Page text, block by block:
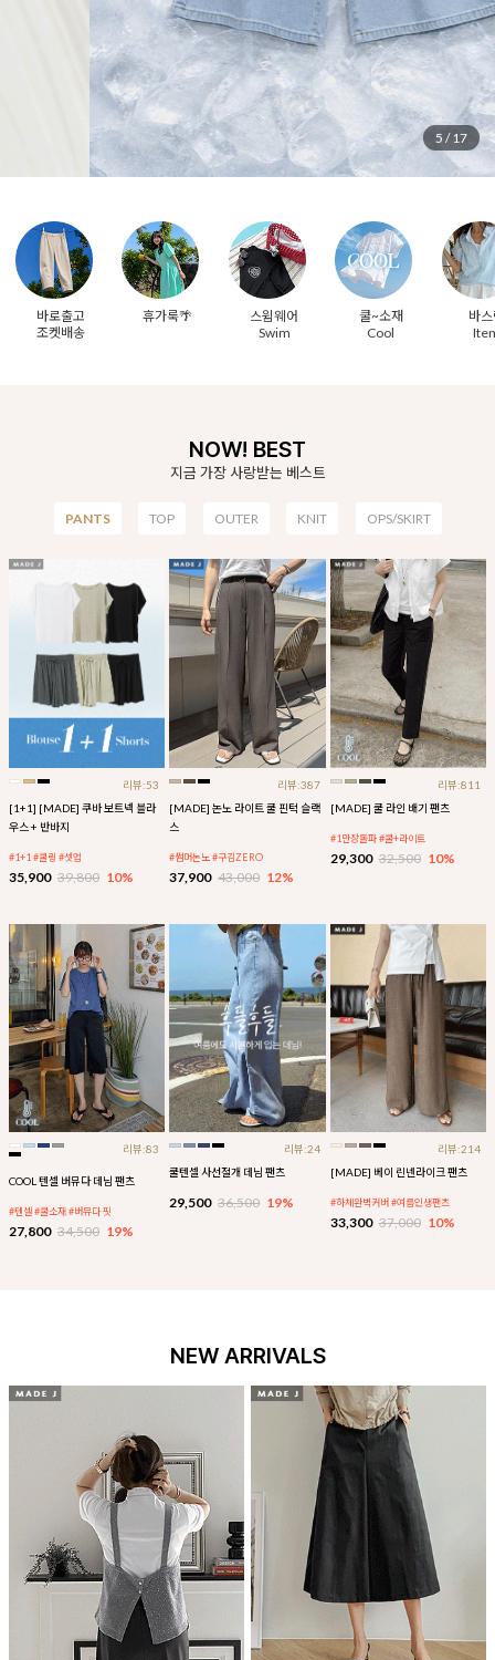
6 /17
바로출고
조켓배송
휴가룩🌴
스윔웨어
Swim
쿨~소재
Cool
바
NOW! BEST
지금 가장 사랑받는 베스트
PANTS TOP OUTER KNIT OPS/SKIRT
리뷰:53
[1+1] [MADE] 쿠바 보트넥 블라
우스 + 반바지
#1+1 #쿨링 #셋업
35,900 39,800 10%
리뷰:387
[MADE] 논노 라이트 쿨 핀턱 슬랙
스
#썸머논노 #구김ZERO
37,900 43,000 12%
리뷰:811
[MADE] 쿨 라인 배기 팬츠
#1만장돌파 #쿨+라이트
29,300 32,500 10%
리뷰:83
COOL 텐셀 버뮤다 데님 팬츠
#텐셀 #쿨소재 #버뮤다 핏
27,800 34,500 19%
리뷰:24
쿨텐셀 사선절개 데님 팬츠
29,500 36,500 19%
리뷰:214
[MADE] 베이 린넨라이크 팬츠
#하체완벽커버 #여름인생팬츠
33,300 37,000 10%
NEW ARRIVALS